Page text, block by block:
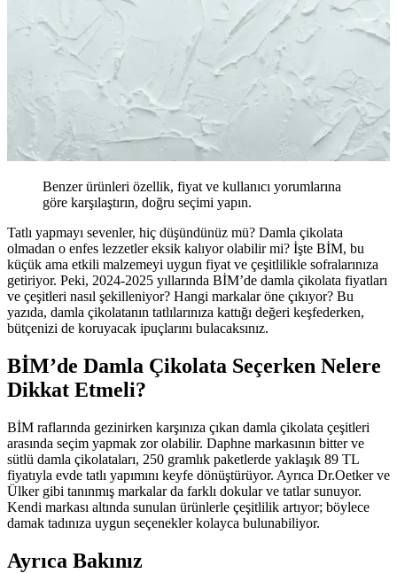
Benzer ürünleri özellik, fiyat ve kullanıcı yorumlarına
göre karşılaştırın, doğru seçimi yapın.
Tatlı yapmayı sevenler, hiç düşündünüz mü? Damla çikolata
olmadan o enfes lezzetler eksik kalıyor olabilir mi? İşte BİM, bu
küçük ama etkili malzemeyi uygun fiyat ve çeşitlilikle sofralarınıza
getiriyor. Peki, 2024-2025 yıllarında BİM’de damla çikolata fiyatları
ve çeşitleri nasıl şekilleniyor? Hangi markalar öne çıkıyor? Bu
yazıda, damla çikolatanın tatlılarınıza kattığı değeri keşfederken,
bütçenizi de koruyacak ipuçlarını bulacaksınız.
BİM’de Damla Çikolata Seçerken Nelere
Dikkat Etmeli?
BİM raflarında gezinirken karşınıza çıkan damla çikolata çeşitleri
arasında seçim yapmak zor olabilir. Daphne markasının bitter ve
sütlü damla çikolataları, 250 gramlık paketlerde yaklaşık 89 TL
fiyatıyla evde tatlı yapımını keyfe dönüştürüyor. Ayrıca Dr.Oetker ve
Ülker gibi tanınmış markalar da farklı dokular ve tatlar sunuyor.
Kendi markası altında sunulan ürünlerle çeşitlilik artıyor; böylece
damak tadınıza uygun seçenekler kolayca bulunabiliyor.
Ayrıca Bakınız